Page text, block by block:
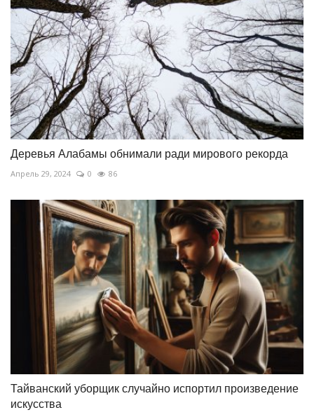
Деревья Алабамы обнимали ради мирового рекорда
Апрель 29, 2024 0 86
Тайванский уборщик случайно испортил произведение
искусства